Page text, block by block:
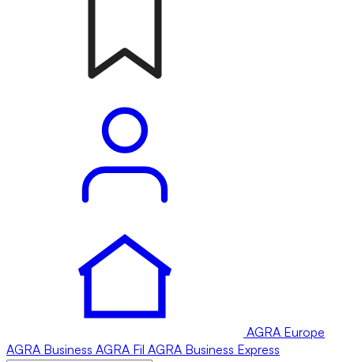
AGRA Europe
AGRA Business AGRA Fil AGRA Business Express